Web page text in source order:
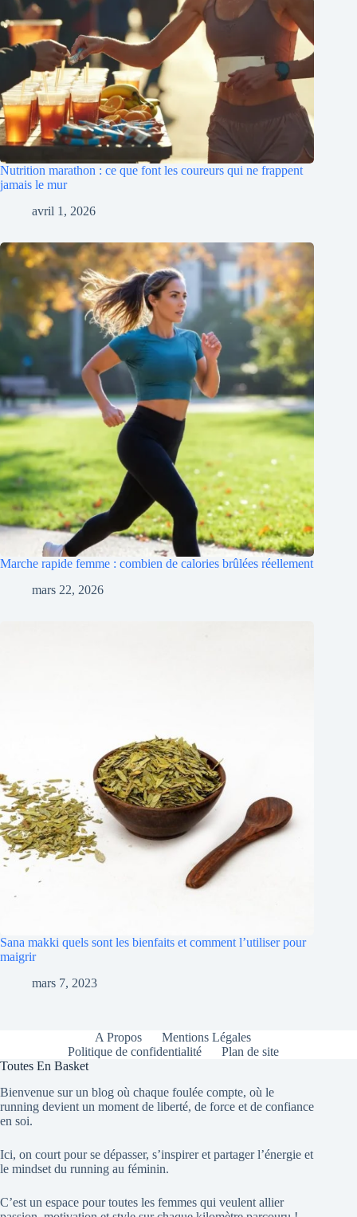
Nutrition marathon : ce que font les coureurs qui ne frappent
jamais le mur
avril 1, 2026
Marche rapide femme : combien de calories brûlées réellement
mars 22, 2026
Sana makki quels sont les bienfaits et comment l’utiliser pour
maigrir
mars 7, 2023
A Propos
Mentions Légales
Politique de confidentialité
Plan de site
Toutes En Basket
Bienvenue sur un blog où chaque foulée compte, où le
running devient un moment de liberté, de force et de confiance
en soi.
Ici, on court pour se dépasser, s’inspirer et partager l’énergie et
le mindset du running au féminin.
C’est un espace pour toutes les femmes qui veulent allier